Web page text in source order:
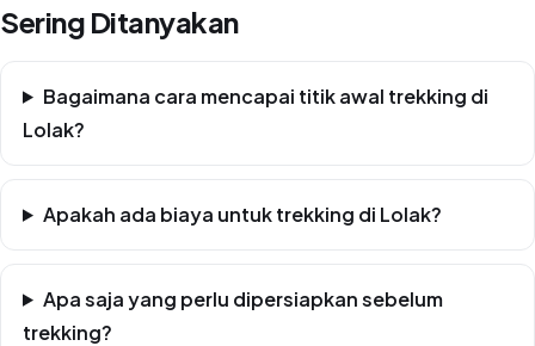
Sering Ditanyakan
Bagaimana cara mencapai titik awal trekking di
Lolak?
Apakah ada biaya untuk trekking di Lolak?
Apa saja yang perlu dipersiapkan sebelum
trekking?